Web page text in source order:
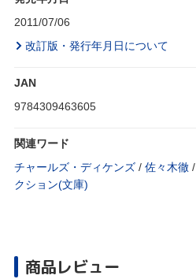
2011/07/06
改訂版・発行年月日について
JAN
9784309463605
関連ワード
チャールズ・ディケンズ / 佐々木徹 /
クション(文庫)
商品レビュー